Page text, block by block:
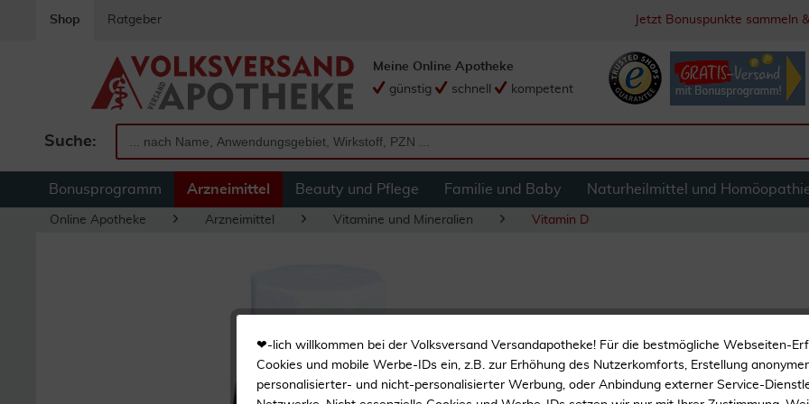
Shop Ratgeber Jetzt Bonuspunkte sammeln
Suche:
Meine Online Apotheke
günstig
schnell kompetent
Bonusprogramm Arzneimittel Beauty und Pflege Familie und Baby Naturheilmittel und
Online Apotheke Arzneimittel Vitamine und Mineralien Vitamin D
Naturafit Vitamin
❤-lich willkommen bei der Volksversand Versandapotheke! Für die bestmögliche Webseiten-
Cookies und mobile Werbe-IDs ein, z.B. zur Erhöhung des Nutzerkomforts, Erstellung
personalisierter- und nicht-personalisierter Werbung, oder Anbindung externer Service-